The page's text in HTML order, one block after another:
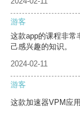
游客
这款app的课程非常
己感兴趣的知识。
2024-02-11
游客
这款加速器VPM应